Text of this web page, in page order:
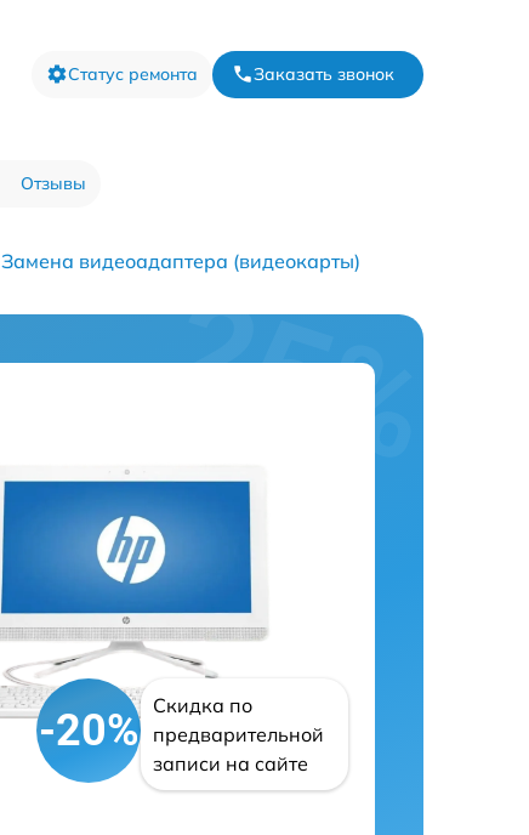
Статус ремонта Заказать звонок
Отзывы
Замена видеоадаптера (видеокарты)
-20%
Скидка по
предварительной
записи на сайте